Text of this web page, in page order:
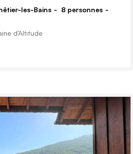
les-Bains 8 personnes
d'Altitude